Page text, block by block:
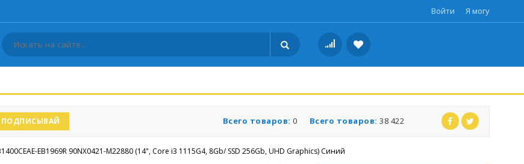
Войти Я могу
ПОДПИСЫВАЙ Всего товаров: 38 422
Всего товаров: 0
EB1969R 90NX0421-M22880 (14", Core i3 1115G4, 8Gb/ SSD 256Gb, UHD Graphics) Синий